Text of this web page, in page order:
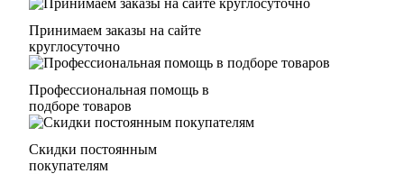
Принимаем заказы на сайте
круглосуточно
Профессиональная помощь в
подборе товаров
Скидки постоянным
покупателям